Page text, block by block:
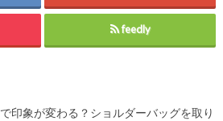
feedly
印象が変わる？ショルダーバッグを取り